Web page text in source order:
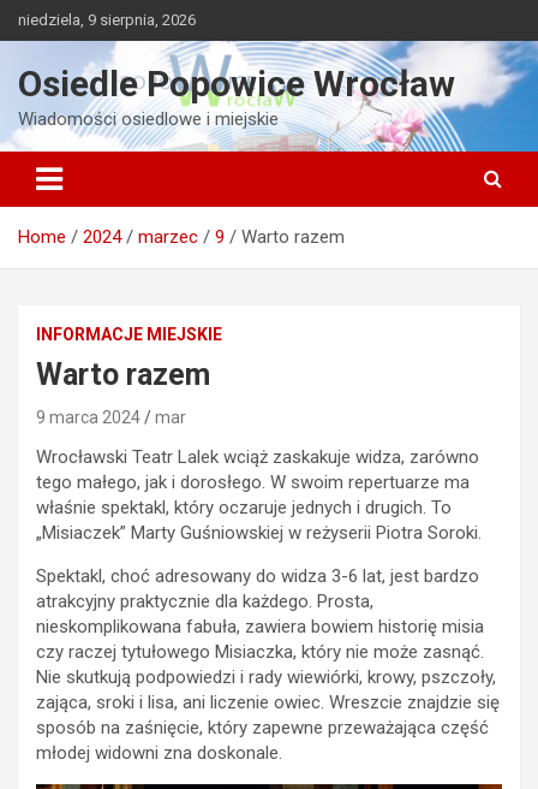
Skip
to
niedziela, 9 sierpnia, 2026
Osiedle Popowice Wrocław
Wiadomości osiedlowe i miejskie
Home 2024 marzec 9 Warto razem
INFORMACJE MIEJSKIE
Warto razem
9 marca 2024 mar
Wrocławski Teatr Lalek wciąż zaskakuje widza, zarówno
tego małego, jak i dorosłego. W swoim repertuarze ma
właśnie spektakl, który oczaruje jednych i drugich. To
„Misiaczek” Marty Guśniowskiej w reżyserii Piotra Soroki.
Spektakl, choć adresowany do widza 3-6 lat, jest bardzo
atrakcyjny praktycznie dla każdego. Prosta,
nieskomplikowana fabuła, zawiera bowiem historię misia
czy raczej tytułowego Misiaczka, który nie może zasnąć.
Nie skutkują podpowiedzi i rady wiewiórki, krowy, pszczoły,
zająca, sroki i lisa, ani liczenie owiec. Wreszcie znajdzie się
sposób na zaśnięcie, który zapewne przeważająca część
młodej widowni zna doskonale.